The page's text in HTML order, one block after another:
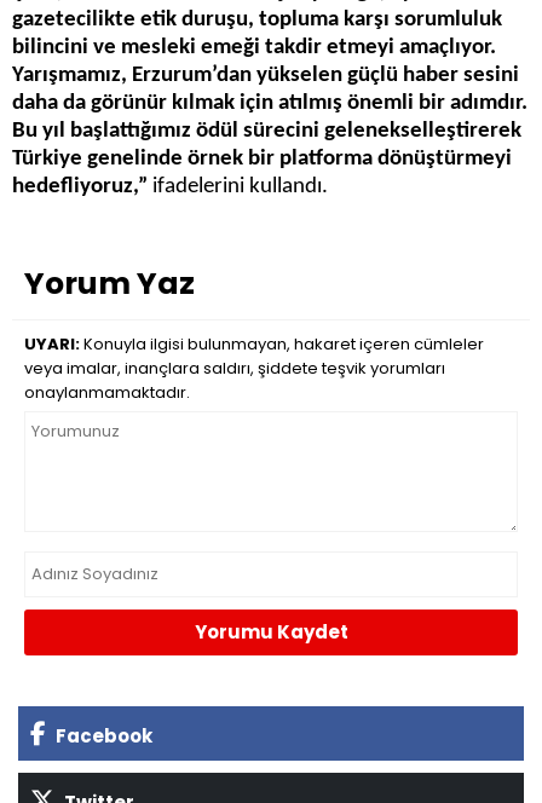
gazetecilikte etik duruşu, topluma karşı sorumluluk
bilincini ve mesleki emeği takdir etmeyi amaçlıyor.
Yarışmamız, Erzurum’dan yükselen güçlü haber sesini
daha da görünür kılmak için atılmış önemli bir adımdır.
Bu yıl başlattığımız ödül sürecini gelenekselleştirerek
Türkiye genelinde örnek bir platforma dönüştürmeyi
hedefliyoruz,” ifadelerini kullandı.
Yorum Yaz
UYARI:Konuyla ilgisi bulunmayan, hakaret içeren cümleler
veya imalar, inançlara saldırı, şiddete teşvik yorumları
onaylanmamaktadır.
Yorumu Kaydet
Facebook